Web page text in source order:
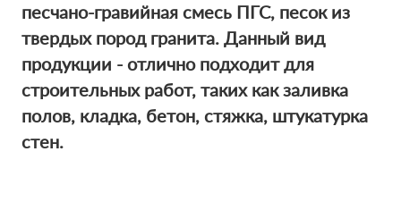
пecчaно-гравийная смесь ПГС, песок из
твердых пород гранита. Данный вид
продукции - отлично подходит для
строительных работ, таких как заливка
полов, кладка, бетон, стяжка, штукатурка
стен.